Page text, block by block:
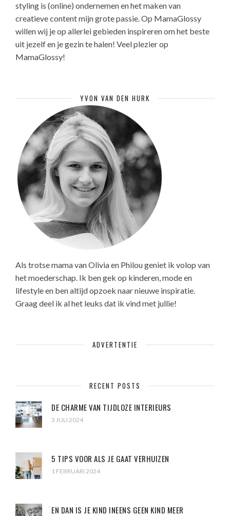
styling is (online) ondernemen en het maken van
creatieve content mijn grote passie. Op MamaGlossy
willen wij je op allerlei gebieden inspireren om het beste
uit jezelf en je gezin te halen! Veel plezier op
MamaGlossy!
YVON VAN DEN HURK
Als trotse mama van Olivia en Philou geniet ik volop van
het moederschap. Ik ben gek op kinderen, mode en
lifestyle en ben altijd opzoek naar nieuwe inspiratie.
Graag deel ik al het leuks dat ik vind met jullie!
ADVERTENTIE
RECENT POSTS
DE CHARME VAN TIJDLOZE INTERIEURS
3 JULI 2024
5 TIPS VOOR ALS JE GAAT VERHUIZEN
1 FEBRUARI 2024
EN DAN IS JE KIND INEENS GEEN KIND MEER